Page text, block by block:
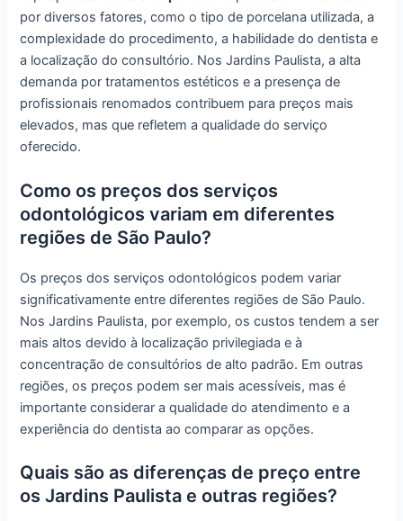
por diversos fatores, como o tipo de porcelana utilizada, a
complexidade do procedimento, a habilidade do dentista e
a localização do consultório. Nos Jardins Paulista, a alta
demanda por tratamentos estéticos e a presença de
profissionais renomados contribuem para preços mais
elevados, mas que refletem a qualidade do serviço
oferecido.
Como os preços dos serviços
odontológicos variam em diferentes
regiões de São Paulo?
Os preços dos serviços odontológicos podem variar
significativamente entre diferentes regiões de São Paulo.
Nos Jardins Paulista, por exemplo, os custos tendem a ser
mais altos devido à localização privilegiada e à
concentração de consultórios de alto padrão. Em outras
regiões, os preços podem ser mais acessíveis, mas é
importante considerar a qualidade do atendimento e a
experiência do dentista ao comparar as opções.
Quais são as diferenças de preço entre
os Jardins Paulista e outras regiões?